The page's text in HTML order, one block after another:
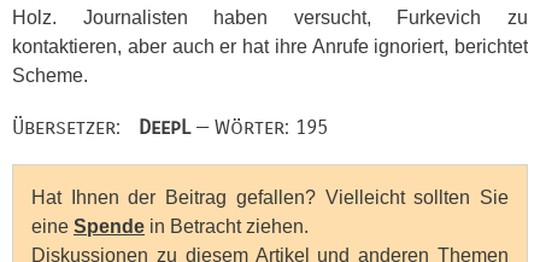
Holz. Journalisten haben versucht, Furkevich zu
kontaktieren, aber auch er hat ihre Anrufe ignoriert, berichtet
Scheme.
Übersetzer: DeepL— Wörter: 195
Hat Ihnen der Beitrag gefallen? Vielleicht sollten Sie
eine Spende in Betracht ziehen.
Diskussionen zu diesem Artikel und anderen Themen